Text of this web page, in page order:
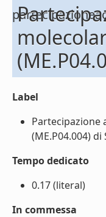
Label
Partecipazione
(ME.P04.004) di
Tempo dedicato
0.17 (literal)
In commessa